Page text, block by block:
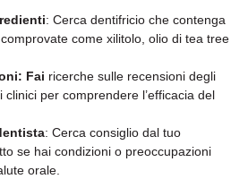
: Cerca dentifricio che contenga
come xilitolo, olio di tea tree
Fai ricerche sulle recensioni degli
clinici per comprendere l’efficacia del
: Cerca consiglio dal tuo
se hai condizioni o preoccupazioni
orale.